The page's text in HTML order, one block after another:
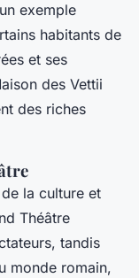
exemple
habitants de
et ses
des Vettii
des riches
la culture et
Théâtre
tandis
monde romain,